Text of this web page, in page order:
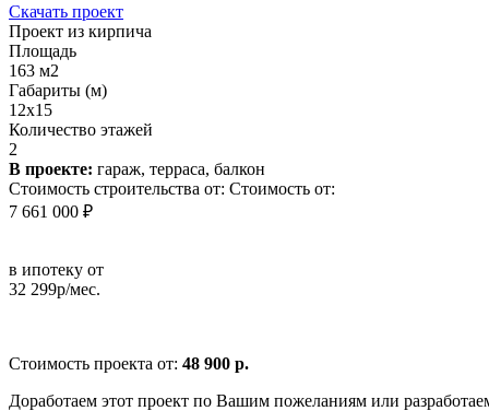
Скачать проект
Проект из кирпича
Площадь
163 м2
Габариты (м)
12х15
Количество этажей
2
В проекте: гараж, терраса, балкон
Стоимость строительства от: Стоимость от:
7 661 000 ₽
в ипотеку от
32 299р/мес.
Стоимость проекта от: 48 900 р.
Доработаем этот проект по Вашим пожеланиям или